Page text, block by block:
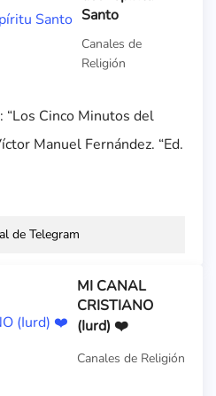
Santo
Canales de
Religión
“Los Cinco Minutos del
Manuel Fernández. “Ed.
de Telegram
MI CANAL
CRISTIANO
(Iurd) ❤️
Canales de Religión